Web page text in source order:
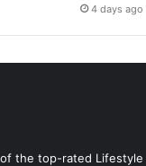
4 days ago
the top-rated